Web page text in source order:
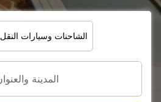
الشاحنات وسيارات النقل